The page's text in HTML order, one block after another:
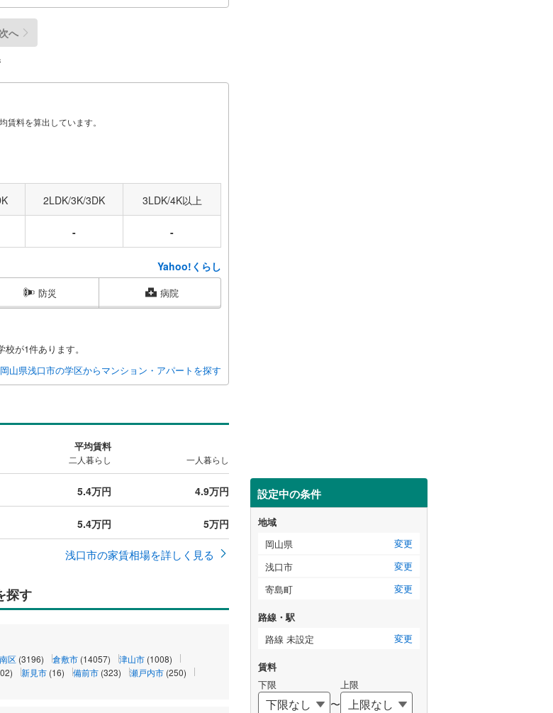
次へ
料を算出しています。
2LDK/3K/3DK 3LDK/4K以上
- -
Yahoo!くらし
防災 病院
が1件あります。
岡山県浅口市の学区からマンション・アパートを探す
平均賃料
二人暮らし 一人暮らし
5.4万円 4.9万円
5.4万円 5万円
浅口市の家賃相場を詳しく見る
探す
区 (3196) 倉敷市 (14057) 津山市 (1008)
新見市 (16) 備前市 (323) 瀬戸内市 (250)
設定中の条件
地域
岡山県
変更
浅口市
変更
寄島町
変更
路線・駅
路線 未設定
変更
賃料
下限
〜
上限